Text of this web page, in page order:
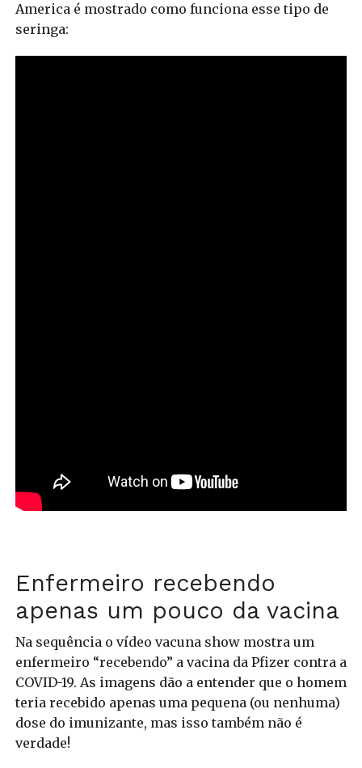
America é mostrado como funciona esse tipo de
seringa:
Enfermeiro recebendo
apenas um pouco da vacina
Na sequência o vídeo vacuna show mostra um
enfermeiro “recebendo” a vacina da Pfizer contra a
COVID-19. As imagens dão a entender que o homem
teria recebido apenas uma pequena (ou nenhuma)
dose do imunizante, mas isso também não é
verdade!